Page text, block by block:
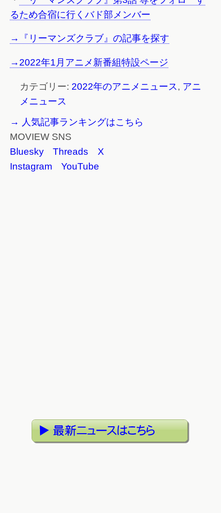
るため合宿に行くバド部メンバー
→『リーマンズクラブ』の記事を探す
→2022年1月アニメ新番組特設ページ
カテゴリー: 2022年のアニメニュース, アニ
メニュース
→ 人気記事ランキングはこちら
MOVIEW SNS
Bluesky
Threads
X
Instagram
YouTube